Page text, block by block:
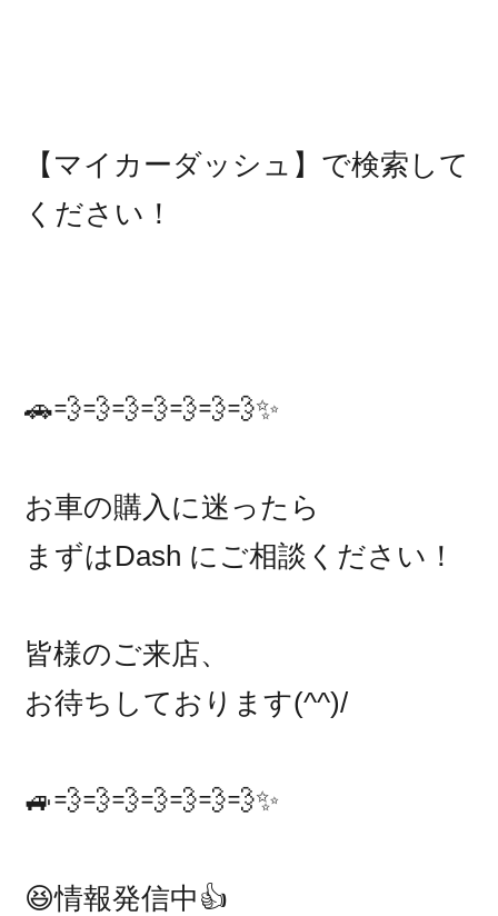
【マイカーダッシュ】で検索して
ください！
🚗💨💨💨💨💨💨💨✨
お車の購入に迷ったら
まずはDash にご相談ください！
皆様のご来店、
お待ちしております(^^)/
🚙💨💨💨💨💨💨💨✨
😆情報発信中👍